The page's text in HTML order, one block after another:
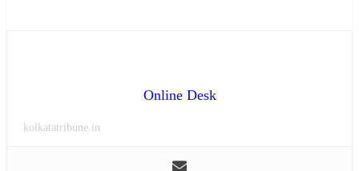
Online Desk
kolkatatribune.in